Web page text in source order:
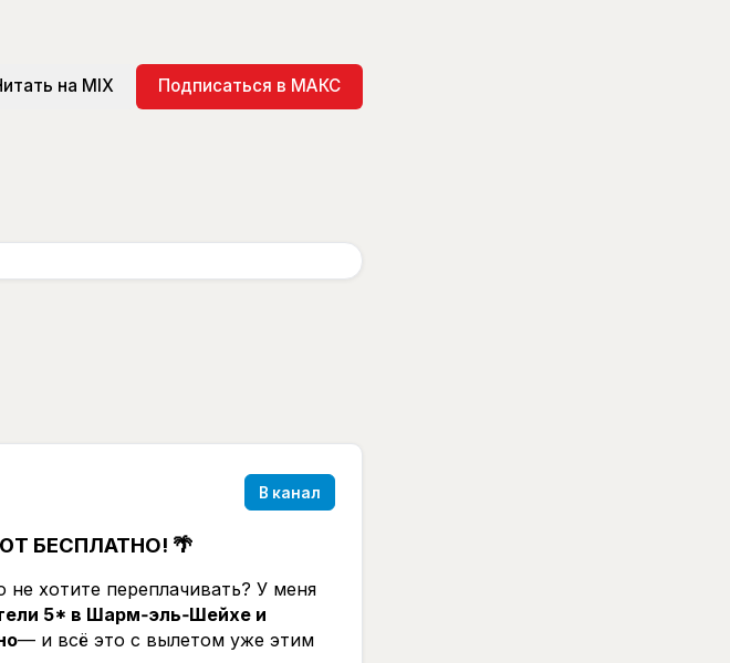
на MIX Подписаться в МАКС
В канал
БЕСПЛАТНО! 🌴
хотите переплачивать? У меня
5* в Шарм‑эль‑Шейхе и
— и всё это с вылетом уже этим